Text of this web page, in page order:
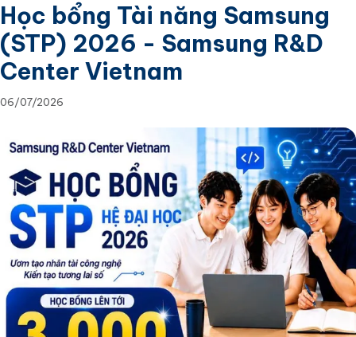
Học bổng Tài năng Samsung
(STP) 2026 - Samsung R&D
Center Vietnam
06/07/2026